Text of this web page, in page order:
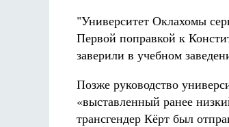
"Университет Оклахомы
Первой поправкой к
заверили в учебном
Позже руководство
«выставленный ранее
трансгендер Кёрт был